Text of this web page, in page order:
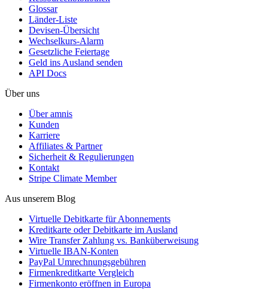
Glossar
Länder-Liste
Devisen-Übersicht
Wechselkurs-Alarm
Gesetzliche Feiertage
Geld ins Ausland senden
API Docs
Über uns
Über amnis
Kunden
Karriere
Affiliates & Partner
Sicherheit & Regulierungen
Kontakt
Stripe Climate Member
Aus unserem Blog
Virtuelle Debitkarte für Abonnements
Kreditkarte oder Debitkarte im Ausland
Wire Transfer Zahlung vs. Banküberweisung
Virtuelle IBAN-Konten
PayPal Umrechnungsgebühren
Firmenkreditkarte Vergleich
Firmenkonto eröffnen in Europa